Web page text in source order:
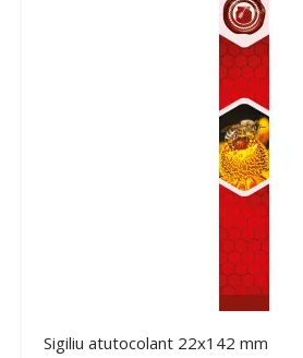
Sigiliu atutocolant 22x142 mm